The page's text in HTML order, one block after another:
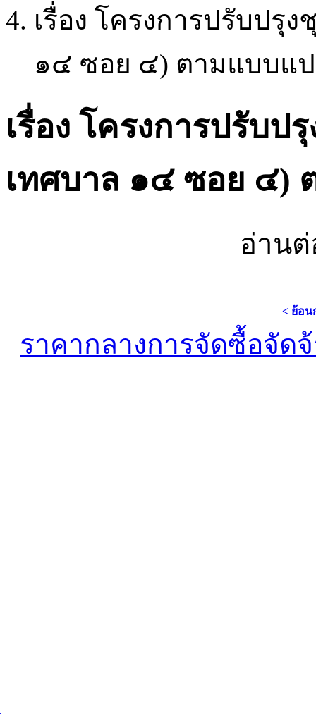
เรื่อง โครงการปรับปรุ
๑๔ ซอย ๔) ตามแบบแ
เรื่อง โครงการปรับ
เทศบาล ๑๔ ซอย ๔)
อ่าน
< ย้อน
ราคากลางการจัดซื้อจัด